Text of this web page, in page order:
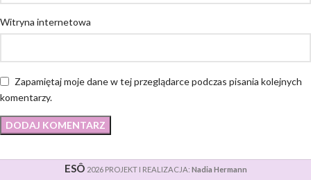
Witryna internetowa
Zapamiętaj moje dane w tej przeglądarce podczas pisania kolejnych
komentarzy.
ESÔ 2026 PROJEKT I REALIZACJA: Nadia Hermann